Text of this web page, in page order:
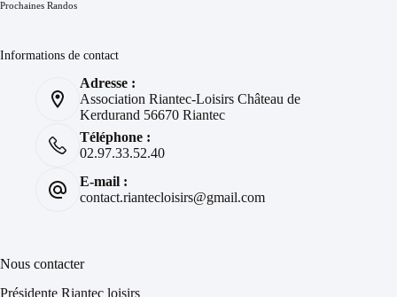
Prochaines Randos
Informations de contact
Adresse :
Association Riantec-Loisirs Château de
Kerdurand 56670 Riantec
Téléphone :
02.97.33.52.40
E-mail :
contact.riantecloisirs@gmail.com
Nous contacter
Présidente Riantec loisirs